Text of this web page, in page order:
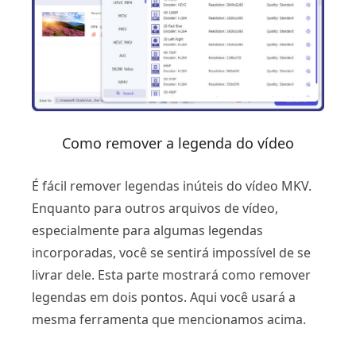
Como remover a legenda do vídeo
É fácil remover legendas inúteis do vídeo MKV.
Enquanto para outros arquivos de vídeo,
especialmente para algumas legendas
incorporadas, você se sentirá impossível de se
livrar dele. Esta parte mostrará como remover
legendas em dois pontos. Aqui você usará a
mesma ferramenta que mencionamos acima.